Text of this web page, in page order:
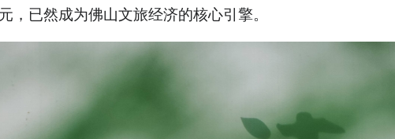
，已然成为佛山文旅经济的核心引擎。